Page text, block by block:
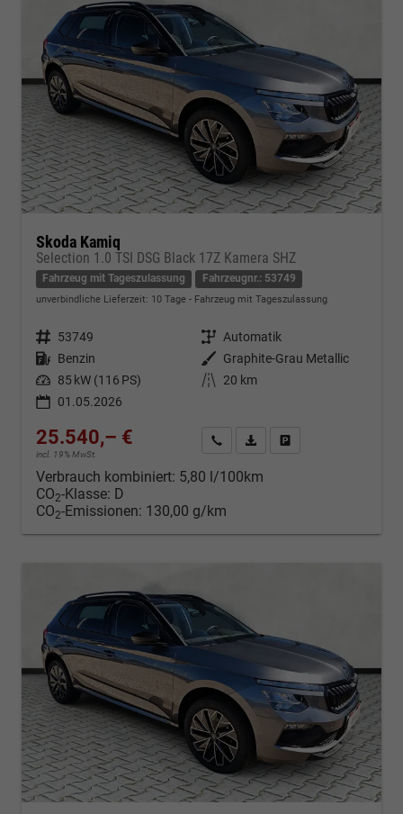
Skoda Kamiq
Selection 1.0 TSI DSG Black 17Z Kamera SHZ
Fahrzeug mit Tageszulassung Fahrzeugnr.: 53749
unverbindliche Lieferzeit: 10 Tage Fahrzeug mit Tageszulassung
Fahrzeugnr. 53749 Getriebe Automatik
Kraftstoff Benzin Außenfarbe Graphite-Grau Metallic
Leistung 85 kW (116 PS) Kilometerstand
20 km
01.05.2026
25.540,– €
incl. 19% MwSt.
Kontakt & Angebot anfordern
PDF-Datei, Fahrzeugexposé
Verbrauch kombiniert: 5,80 l/100km
CO2-Klasse: D
CO2-Emissionen: 130,00 g/km